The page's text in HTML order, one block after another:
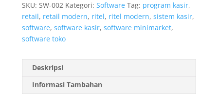
SKU: SW-002 Kategori: Software Tag: program kasir,
retail, retail modern, ritel, ritel modern, sistem kasir,
software, software kasir, software minimarket,
software toko
Deskripsi
Informasi Tambahan